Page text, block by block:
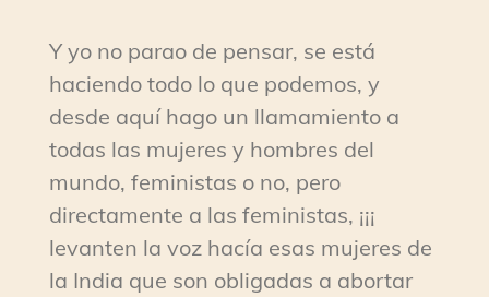
Y yo no parao de pensar, se está
haciendo todo lo que podemos, y
desde aquí hago un llamamiento a
todas las mujeres y hombres del
mundo, feministas o no, pero
directamente a las feministas, ¡¡¡
levanten la voz hacía esas mujeres de
la India que son obligadas a abortar